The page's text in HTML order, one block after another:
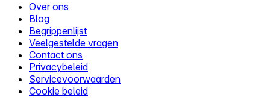
Over ons
Blog
Begrippenlijst
Veelgestelde vragen
Contact ons
Privacybeleid
Servicevoorwaarden
Cookie beleid